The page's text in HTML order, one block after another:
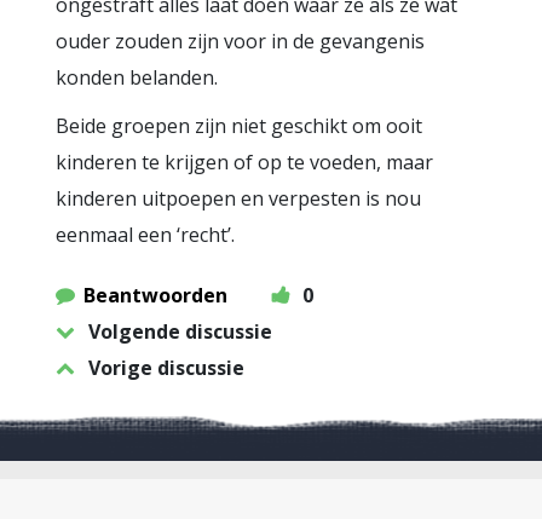
ouder zouden zijn voor in de gevangenis
konden belanden.
Beide groepen zijn niet geschikt om ooit
kinderen te krijgen of op te voeden, maar
kinderen uitpoepen en verpesten is nou
eenmaal een ‘recht’.
Beantwoorden
0
Volgende discussie
Vorige discussie